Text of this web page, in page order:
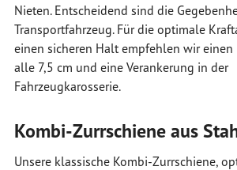
Nieten. Entscheidend sind die
Transportfahrzeug. Für die optimale
einen sicheren Halt empfehlen wir
alle 7,5 cm und eine Verankerung in der
Fahrzeugkarosserie.
Kombi-Zurrschiene aus
Unsere klassische Kombi-Zurrschiene,